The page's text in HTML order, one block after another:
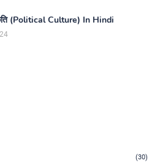
(Political Culture) In Hindi
(30)